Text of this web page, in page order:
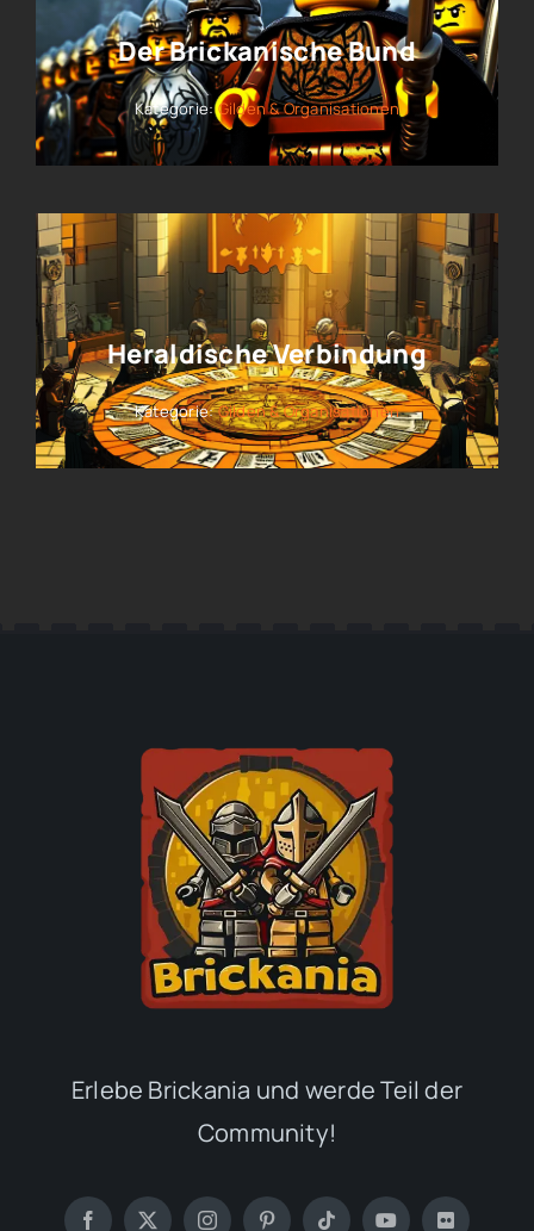
Der Brickanische Bund
Kategorie:Gilden & Organisationen
Heraldische Verbindung
Kategorie:Gilden & Organisationen
Erlebe Brickania und werde Teil der
Community!